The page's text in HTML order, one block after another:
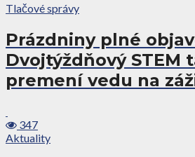
Tlačové správy
Prázdniny plné
Dvojtýždňový STEM
premení vedu na
347
Aktuality